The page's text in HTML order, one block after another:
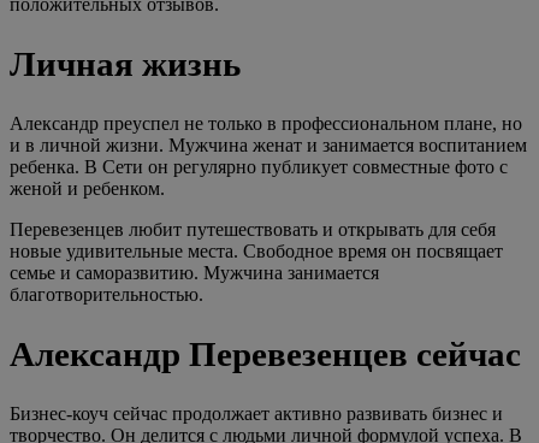
положительных отзывов.
Личная жизнь
Александр преуспел не только в профессиональном плане, но
и в личной жизни. Мужчина женат и занимается воспитанием
ребенка. В Сети он регулярно публикует совместные фото с
женой и ребенком.
Перевезенцев любит путешествовать и открывать для себя
новые удивительные места. Свободное время он посвящает
семье и саморазвитию. Мужчина занимается
благотворительностью.
Александр Перевезенцев сейчас
Бизнес-коуч сейчас продолжает активно развивать бизнес и
творчество. Он делится с людьми личной формулой успеха. В